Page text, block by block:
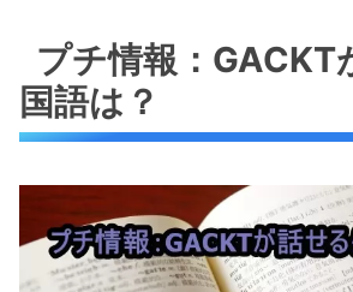
プチ情報：GACKT
国語は？